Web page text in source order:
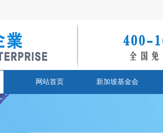
网站首页 新加坡基金会